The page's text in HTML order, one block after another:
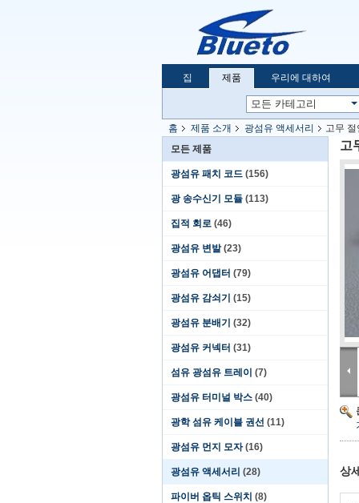
집 제품 우리에 대하여
홈 제품 소개 광섬유 액세서리
고무
모든 제품
광섬유 패치 코드 (156)
광 송수신기 모듈 (113)
집적 회로 (46)
광섬유 변발 (23)
광섬유 어댑터 (79)
광섬유 감쇠기 (15)
광섬유 분배기 (32)
광섬유 커넥터 (31)
섬유 광섬유 트레이 (7)
광섬유 터미널 박스 (40)
광학 섬유 케이블 권선 (11)
광섬유 먼지 모자 (16)
광섬유 액세서리 (28)
파이버 옵틱 스위치 (8)
고
상